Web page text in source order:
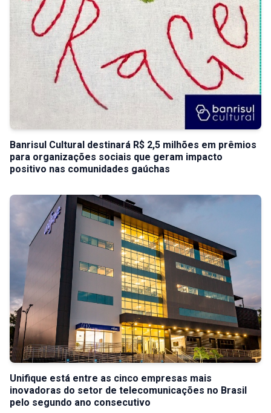
Banrisul Cultural destinará R$ 2,5 milhões em prêmios
para organizações sociais que geram impacto
positivo nas comunidades gaúchas
Unifique está entre as cinco empresas mais
inovadoras do setor de telecomunicações no Brasil
pelo segundo ano consecutivo